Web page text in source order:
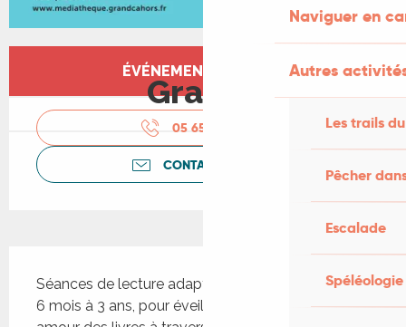
Naviguer en
Autres
Les trails
Pêcher
Escalade
Spéléologie
Ouverture et coordonnées
ÉVÉNEMENT TERMINÉ
Gratuit
05 65 53 26
CONTACTEZ-NOUS
Séances de lecture adaptées aux tout-petits, de
6 mois à 3 ans, pour éveiller leur curiosité et leur